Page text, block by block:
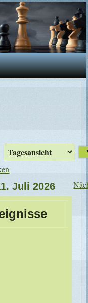
Juli 2026